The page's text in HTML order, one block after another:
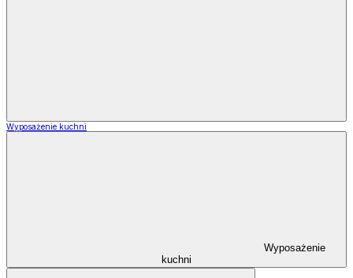
Wyposażenie kuchni
Wyposażenie
kuchni